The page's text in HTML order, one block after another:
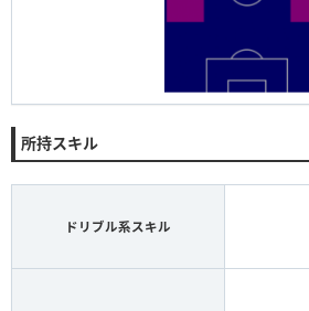
所持スキル
ドリブル系スキル